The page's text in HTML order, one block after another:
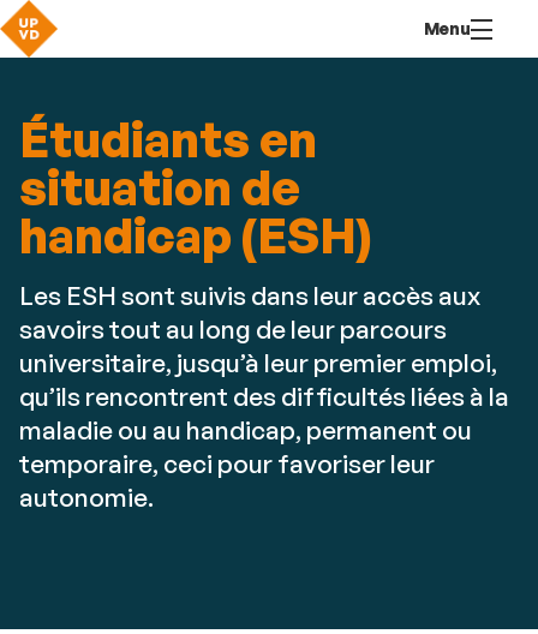
contenu
Menu
Étudiants en
situation de
handicap (ESH)
Les ESH sont suivis dans leur accès aux
savoirs tout au long de leur parcours
universitaire, jusqu’à leur premier emploi,
qu’ils rencontrent des difficultés liées à la
maladie ou au handicap, permanent ou
temporaire, ceci pour favoriser leur
autonomie.